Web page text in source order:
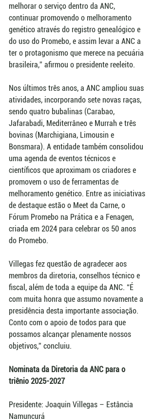
melhorar o serviço dentro da ANC,
continuar promovendo o melhoramento
genético através do registro genealógico e
do uso do Promebo, e assim levar a ANC a
ter o protagonismo que merece na pecuária
brasileira,” afirmou o presidente reeleito.
Nos últimos três anos, a ANC ampliou suas
atividades, incorporando sete novas raças,
sendo quatro bubalinas (Carabao,
Jafarabadi, Mediterrâneo e Murrah e três
bovinas (Marchigiana, Limousin e
Bonsmara). A entidade também consolidou
uma agenda de eventos técnicos e
científicos que aproximam os criadores e
promovem o uso de ferramentas de
melhoramento genético. Entre as iniciativas
de destaque estão o Meet da Carne, o
Fórum Promebo na Prática e a Fenagen,
criada em 2024 para celebrar os 50 anos
do Promebo.
Villegas fez questão de agradecer aos
membros da diretoria, conselhos técnico e
fiscal, além de toda a equipe da ANC. “É
com muita honra que assumo novamente a
presidência desta importante associação.
Conto com o apoio de todos para que
possamos alcançar plenamente nossos
objetivos,” concluiu.
Nominata da Diretoria da ANC para o
triênio 2025-2027
Presidente: Joaquin Villegas – Estância
Namuncurá